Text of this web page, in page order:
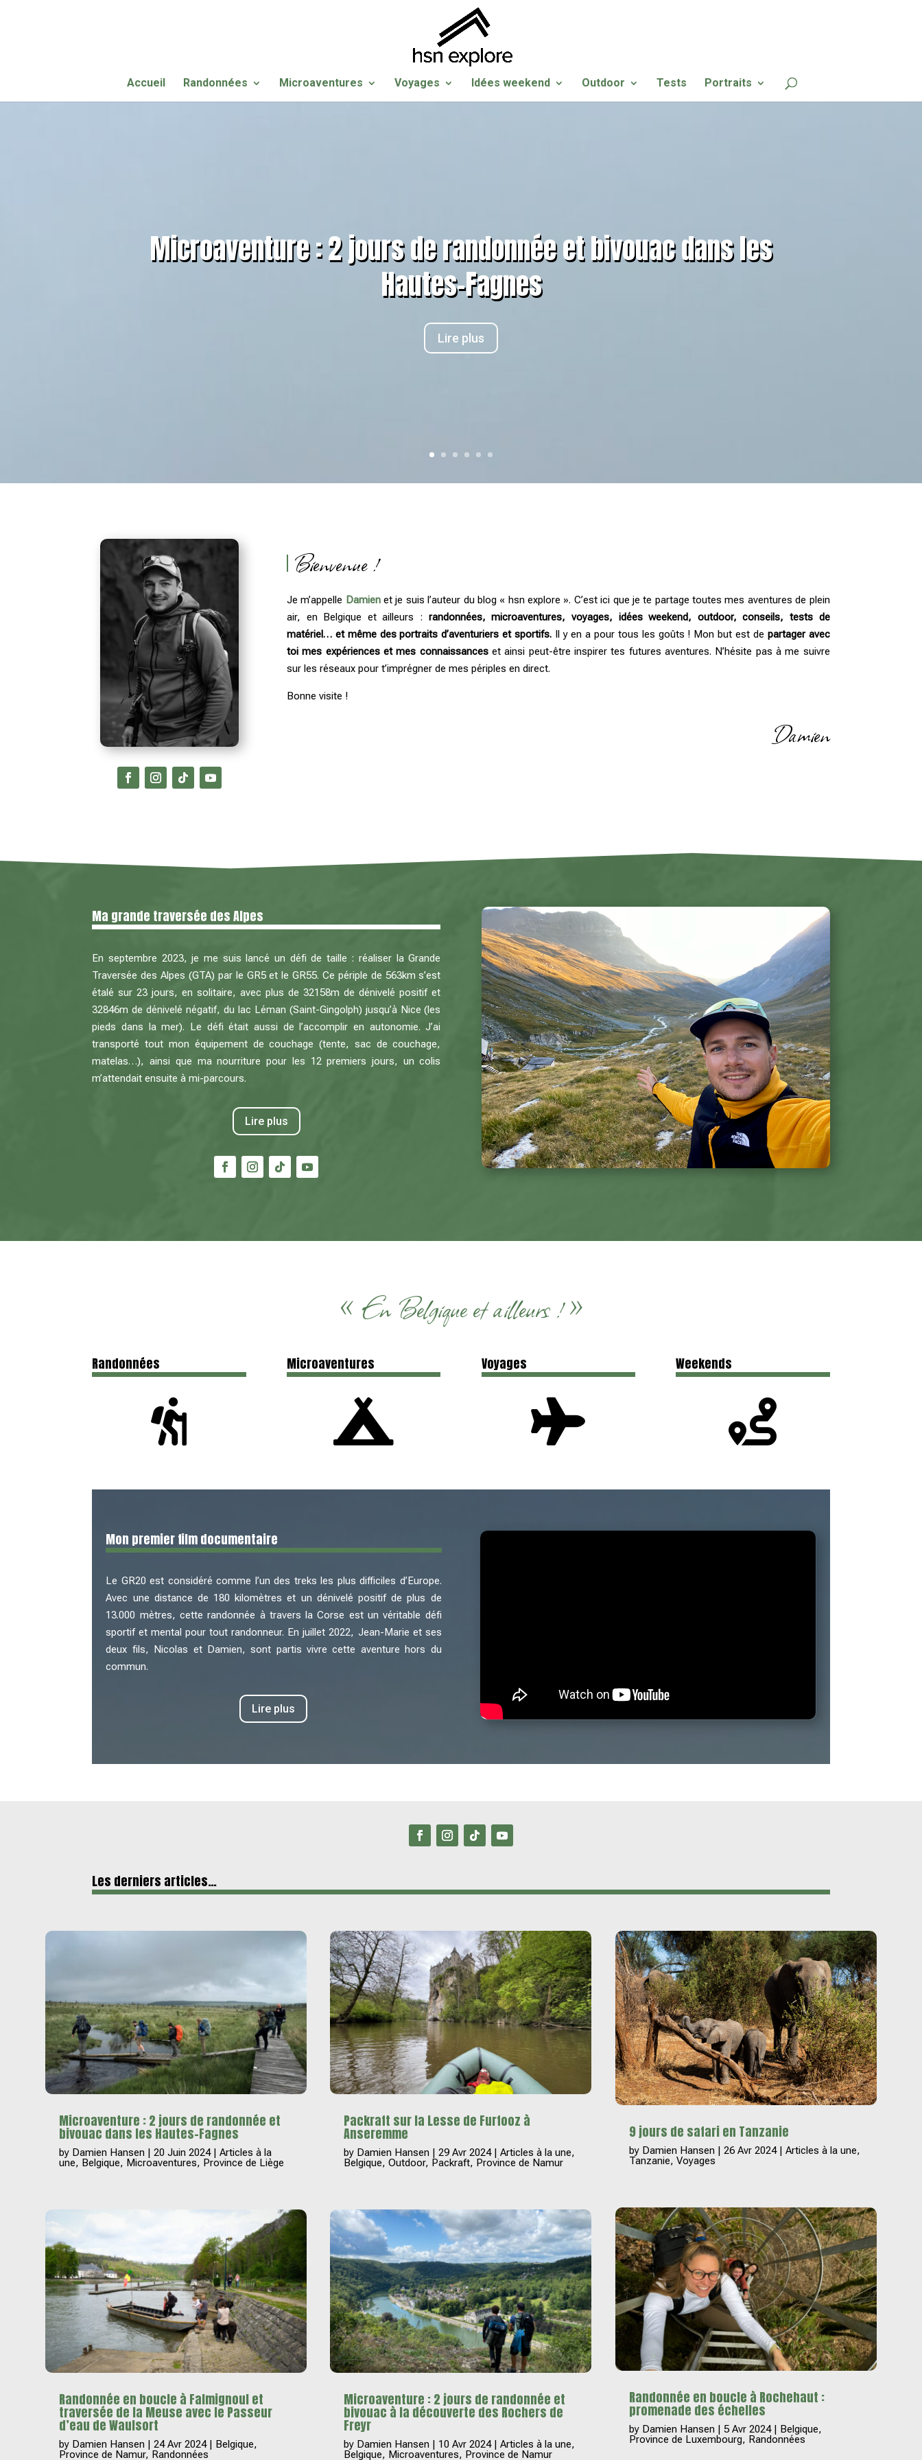
Accueil Randonnées Microaventures Voyages Idées weekend Outdoor Tests Portraits
Microaventure : 2 jours de randonnée et bivouac dans les
Hautes-Fagnes
Lire plus
Bienvenue !
Je m’appelle Damienet je suis l’auteur du blog « hsn explore ». C’est ici que je te partage toutes mes aventures de plein
air, en Belgique et ailleurs : randonnées, microaventures, voyages, idées weekend, outdoor, conseils, tests de
matériel… et même des portraits d’aventuriers et sportifs.Il y en a pour tous les goûts ! Mon but est de partager avec
toi mes expériences et mes connaissanceset ainsi peut-être inspirer tes futures aventures. N’hésite pas à me suivre
sur les réseaux pour t’imprégner de mes périples en direct.
Bonne visite !
Damien
Ma grande traversée des Alpes
En septembre 2023, je me suis lancé un défi de taille : réaliser la Grande
Traversée des Alpes (GTA) par le GR5 et le GR55. Ce périple de 563km s’est
étalé sur 23 jours, en solitaire, avec plus de 32158m de dénivelé positif et
32846m de dénivelé négatif, du lac Léman (Saint-Gingolph) jusqu’à Nice (les
pieds dans la mer). Le défi était aussi de l’accomplir en autonomie. J’ai
transporté tout mon équipement de couchage (tente, sac de couchage,
matelas…), ainsi que ma nourriture pour les 12 premiers jours, un colis
m’attendait ensuite à mi-parcours.
Lire plus
« En Belgique et ailleurs !»
Randonnées

Microaventures

Voyages

Weekends

Mon premier film documentaire
Le GR20 est considéré comme l’un des treks les plus difficiles d’Europe.
Avec une distance de 180 kilomètres et un dénivelé positif de plus de
13.000 mètres, cette randonnée à travers la Corse est un véritable défi
sportif et mental pour tout randonneur. En juillet 2022, Jean-Marie et ses
deux fils, Nicolas et Damien, sont partis vivre cette aventure hors du
commun.
Lire plus
Les derniers articles…
Microaventure : 2 jours de randonnée et
bivouac dans les Hautes-Fagnes
by Damien Hansen |20 Juin 2024|Articles à la
une, Belgique, Microaventures, Province de Liège
Randonnée en boucle à Falmignoul et
traversée de la Meuse avec le Passeur
d’eau de Waulsort
by Damien Hansen |24 Avr 2024| Belgique,
Province de Namur, Randonnées
Packraft sur la Lesse de Furfooz à
Anseremme
by Damien Hansen |29 Avr 2024|Articles à la une,
Belgique,Outdoor, Packraft, Province de Namur
Microaventure : 2 jours de randonnée et
bivouac à la découverte des Rochers de
Freyr
by Damien Hansen | 10 Avr 2024|Articles à la une,
Belgique, Microaventures, Province de Namur
9 jours de safari en Tanzanie
by Damien Hansen | 26 Avr 2024| Articles à la une,
Tanzanie, Voyages
Randonnée en boucle à Rochehaut :
promenade des échelles
by Damien Hansen | 5 Avr 2024| Belgique,
Province de Luxembourg, Randonnées